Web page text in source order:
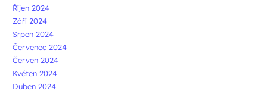
Říjen 2024
Září 2024
Srpen 2024
Červenec 2024
Červen 2024
Květen 2024
Duben 2024